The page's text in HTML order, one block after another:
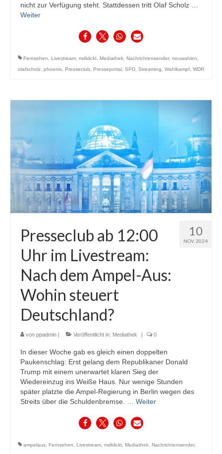
nicht zur Verfügung steht. Stattdessen tritt Olaf Scholz …
Weiter
Fernsehen Livestream mdklickt Mediathek Nachrichtensender, neuwahlen
olafscholz phoenix Presseclub Presseportal SPD Streaming Wahlkampf WDR
10
NOV. 2024
Presseclub ab 12:00
Uhr im Livestream:
Nach dem Ampel-Aus:
Wohin steuert
Deutschland?
von ppadmin | Veröffentlicht in: Mediathek | 0
In dieser Woche gab es gleich einen doppelten
Paukenschlag: Erst gelang dem Republikaner Donald
Trump mit einem unerwartet klaren Sieg der
Wiedereinzug ins Weiße Haus. Nur wenige Stunden
später platzte die Ampel-Regierung in Berlin wegen des
Streits über die Schuldenbremse. … Weiter
ampelaus Fernsehen Livestream mdklickt Mediathek Nachrichtensender,